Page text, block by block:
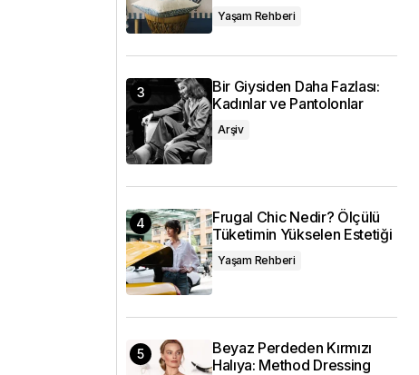
Yaşam Rehberi
Bir Giysiden Daha Fazlası:
Kadınlar ve Pantolonlar
Arşiv
Frugal Chic Nedir? Ölçülü
Tüketimin Yükselen Estetiği
Yaşam Rehberi
Beyaz Perdeden Kırmızı
Halıya: Method Dressing